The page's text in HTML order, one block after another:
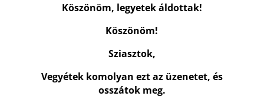
Köszönöm, legyetek áldottak!
Köszönöm!
Sziasztok,
Vegyétek komolyan ezt az üzenetet, és
osszátok meg.